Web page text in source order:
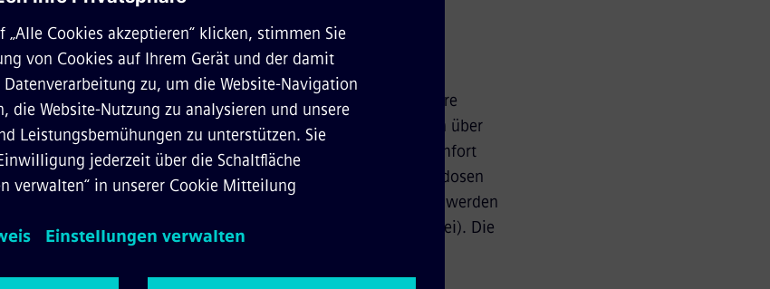
Privatbahn im Burgenland – hat fünf weitere
bei Siemens Mobility bestellt: Die neuen Desiro ML verfügen über
und bieten insgesamt 224 Fahrgästen Platz. Der Reisekomfort
Klimaanlagen, Barrierefreiheit, Sitzplätze mit Tischen, Steckdosen
Laptop und vielen anderen Annehmlichkeiten. Eingesetzt werden
Burgenland, dem Großraum Wiens bis Bratislava (Slowakei). Die
2022 ausgeliefert.